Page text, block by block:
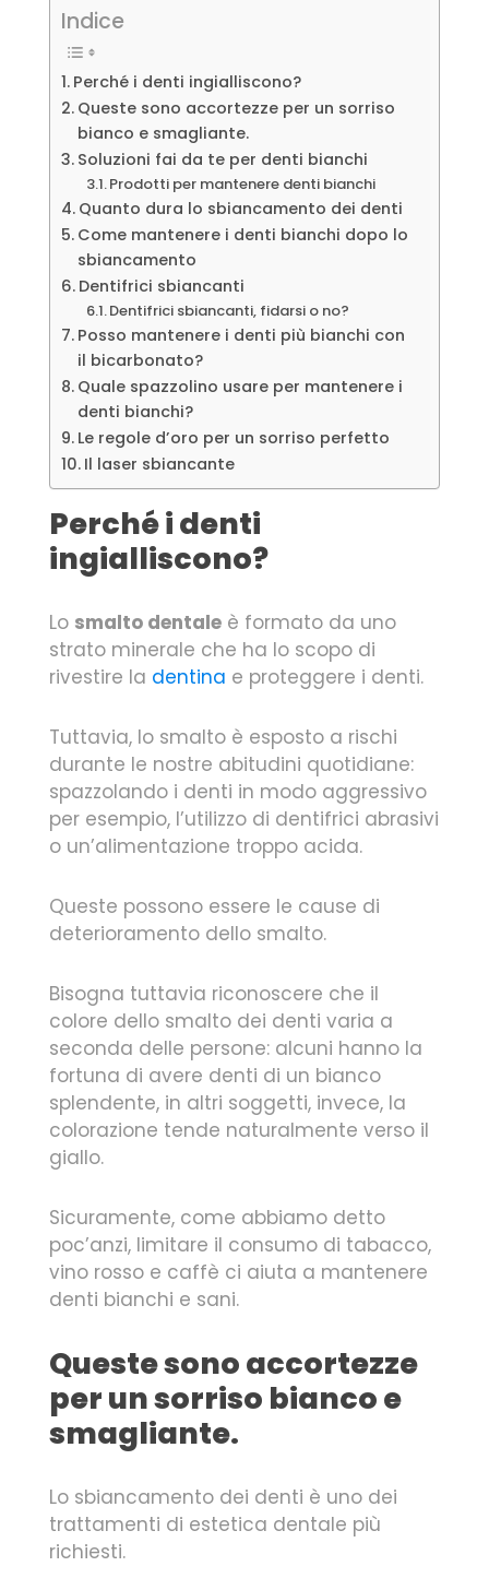
Indice
Perché i denti ingialliscono?
Queste sono accortezze per un sorriso
bianco e smagliante.
Soluzioni fai da te per denti bianchi
Prodotti per mantenere denti bianchi
Quanto dura lo sbiancamento dei denti
Come mantenere i denti bianchi dopo lo
sbiancamento
Dentifrici sbiancanti
Dentifrici sbiancanti, fidarsi o no?
Posso mantenere i denti più bianchi con
il bicarbonato?
Quale spazzolino usare per mantenere i
denti bianchi?
Le regole d’oro per un sorriso perfetto
Il laser sbiancante
Perché i denti
ingialliscono?
Lo smalto dentale è formato da uno
strato minerale che ha lo scopo di
rivestire la dentina e proteggere i denti.
Tuttavia, lo smalto è esposto a rischi
durante le nostre abitudini quotidiane:
spazzolando i denti in modo aggressivo
per esempio, l’utilizzo di dentifrici abrasivi
o un’alimentazione troppo acida.
Queste possono essere le cause di
deterioramento dello smalto.
Bisogna tuttavia riconoscere che il
colore dello smalto dei denti varia a
seconda delle persone: alcuni hanno la
fortuna di avere denti di un bianco
splendente, in altri soggetti, invece, la
colorazione tende naturalmente verso il
giallo.
Sicuramente, come abbiamo detto
poc’anzi, limitare il consumo di tabacco,
vino rosso e caffè ci aiuta a mantenere
denti bianchi e sani.
Queste sono accortezze
per un sorriso bianco e
smagliante.
Lo sbiancamento dei denti è uno dei
trattamenti di estetica dentale più
richiesti.